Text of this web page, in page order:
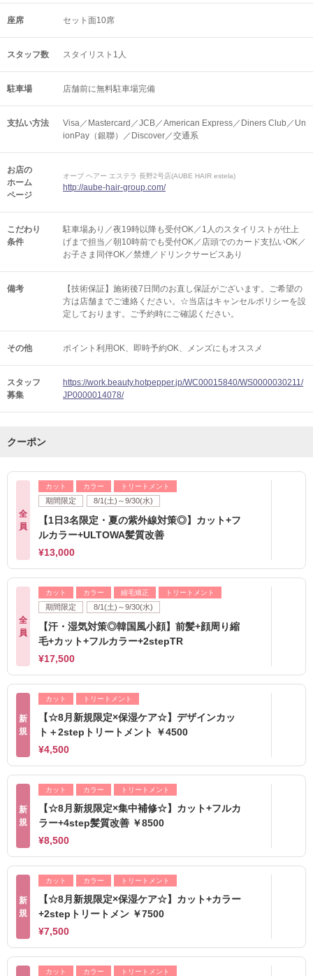
座席 セット面10席
スタッフ数 スタイリスト1人
駐車場 店舗前に無料駐車場完備
支払い方法
Visa／Mastercard／JCB／American Express／Diners Club／Un
ionPay（銀聯）／Discover／交通系
お店の
ホーム
ページ
オーブ ヘアー エステラ 長野2号店(AUBE HAIR estela)
http://aube-hair-group.com/
こだわり
条件
駐車場あり／夜19時以降も受付OK／1人のスタイリストが仕上
げまで担当／朝10時前でも受付OK／店頭でのカード支払いOK／
お子さま同伴OK／禁煙／ドリンクサービスあり
備考
【技術保証】施術後7日間のお直し保証がございます。ご希望の
方は店舗までご連絡ください。☆当店はキャンセルポリシーを設
定しております。ご予約時にご確認ください。
その他 ポイント利用OK 即時予約OK メンズにもオススメ
スタッフ
募集
https://work.beauty.hotpepper.jp/WC00015840/WS0000030211/
JP0000014078/
クーポン
全
員
カット カラー トリートメント
期間限定 8/1(土)～9/30(水)
【1日3名限定・夏の紫外線対策◎】カット+フ
ルカラー+ULTOWA髪質改善
¥13,000
全
員
カット カラー 縮毛矯正 トリートメント
期間限定 8/1(土)～9/30(水)
【汗・湿気対策◎韓国風小顔】前髪+顔周り縮
毛+カット+フルカラー+2stepTR
¥17,500
新
規
カット トリートメント
【☆8月新規限定×保湿ケア☆】デザインカッ
ト＋2stepトリートメント ￥4500
¥4,500
新
規
カット カラー トリートメント
【☆8月新規限定×集中補修☆】カット+フルカ
ラー+4step髪質改善 ￥8500
¥8,500
新
規
カット カラー トリートメント
【☆8月新規限定×保湿ケア☆】カット+カラー
+2stepトリートメン ￥7500
¥7,500
カット カラー トリートメント